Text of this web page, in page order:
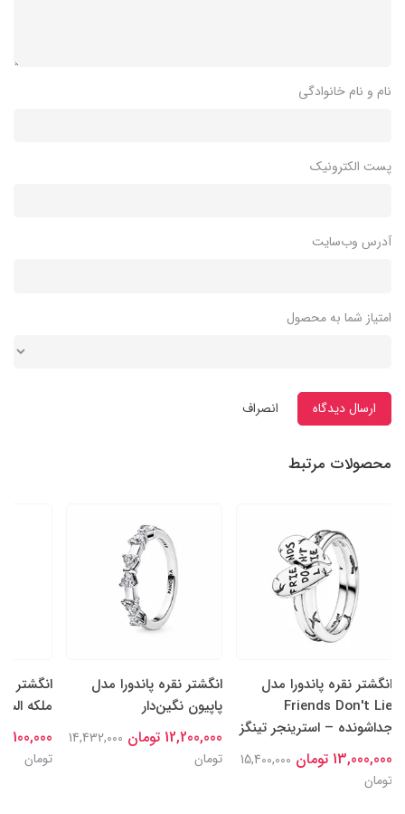
نام و نام خانوادگی
پست الکترونیک
آدرس وب‌سایت
امتیاز شما به محصول
ارسال دیدگاه انصراف
محصولات مرتبط
انگشتر نقره پاندورا مدل
Friends Don't Lie
جداشونده – استرینجر تینگز
13,000,000 تومان
15,400,000
تومان
انگشتر نقره پاندورا مدل
پاپیون نگین‌دار
12,200,000 تومان
14,432,000
تومان
انگشتر
ملکه
15,100,000
تومان